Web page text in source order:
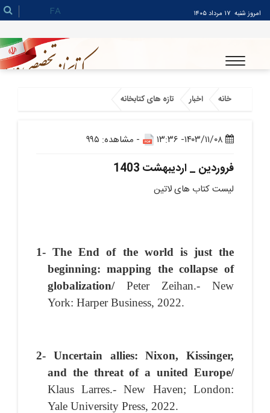
امروز شنبه ۱۷ مرداد ۱۴۰۵ FA
خانه اخبار تازه های کتابخانه
۱۴۰۳/۱۱/۰۸- ۱۳:۳۶ - مشاهده: ۹۹۵
فروردین _ اردیبهشت 1403
لیست کتاب های لاتین
1- The End of the world is just the
beginning: mapping the collapse of
globalization/ Peter Zeihan.- New
York: Harper Business, 2022.
2- Uncertain allies: Nixon, Kissinger,
and the threat of a united Europe/
Klaus Larres.- New Haven; London:
Yale University Press, 2022.